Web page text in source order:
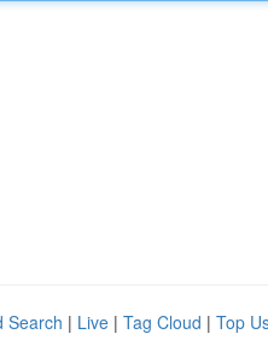
Search | Live | Tag Cloud | Top